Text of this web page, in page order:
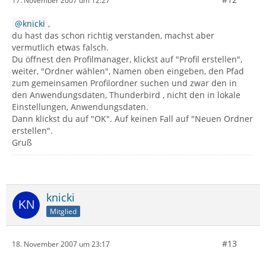
knicki ,
du hast das schon richtig verstanden, machst aber
vermutlich etwas falsch.
Du öffnest den Profilmanager, klickst auf "Profil erstellen",
weiter, "Ordner wählen", Namen oben eingeben, den Pfad
zum gemeinsamen Profilordner suchen und zwar den in
den Anwendungsdaten, Thunderbird , nicht den in lokale
Einstellungen, Anwendungsdaten.
Dann klickst du auf "OK". Auf keinen Fall auf "Neuen Ordner
erstellen".
Gruß
knicki
Mitglied
18. November 2007 um 23:17 #13